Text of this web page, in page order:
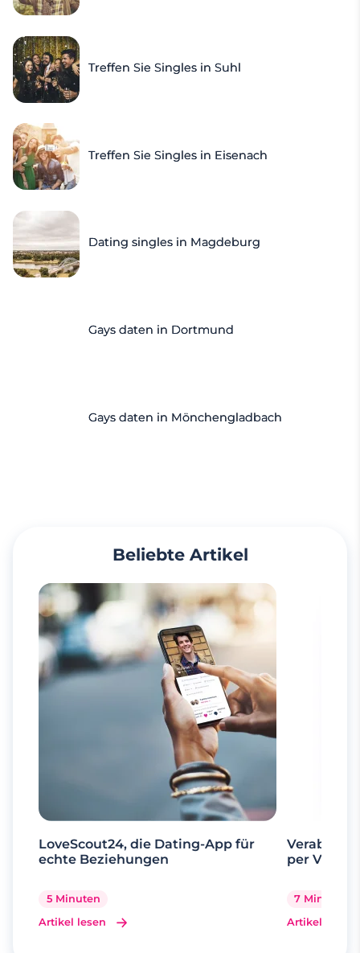
Treffen Sie Singles in Suhl
Treffen Sie Singles in Eisenach
Dating singles in Magdeburg
Gays daten in Dortmund
Gays daten in Mönchengladbach
Beliebte Artikel
LoveScout24, die Dating-App für
echte Beziehungen
5 Minuten
Artikel lesen
per
7 Minuten
Artikel lesen